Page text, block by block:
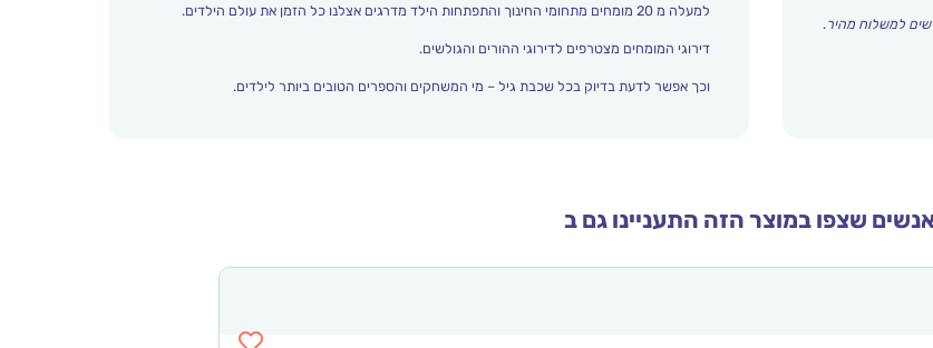
למשלוח מהיר.
למעלה מ 20 מומחים מתחומי החינוך והתפתחות הילד מדרגים אצלנו כל הזמן את עולם הילדים.
דירוגי המומחים מצטרפים לדירוגי ההורים והגולשים.
וכך אפשר לדעת בדיוק בכל שכבת גיל – מי המשחקים והספרים הטובים ביותר לילדים.
שצפו במוצר הזה התעניינו גם ב